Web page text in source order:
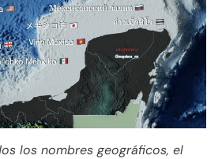
los nombres geográficos, el